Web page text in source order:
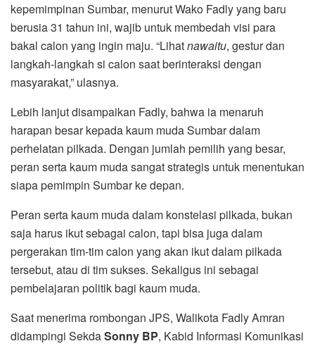
kepemimpinan Sumbar, menurut Wako Fadly yang baru
berusia 31 tahun ini, wajib untuk membedah visi para
bakal calon yang ingin maju. “Lihatnawaitu, gestur dan
langkah-langkah si calon saat berinteraksi dengan
masyarakat,” ulasnya.
Lebih lanjut disampaikan Fadly, bahwa ia menaruh
harapan besar kepada kaum muda Sumbar dalam
perhelatan pilkada. Dengan jumlah pemilih yang besar,
peran serta kaum muda sangat strategis untuk menentukan
siapa pemimpin Sumbar ke depan.
Peran serta kaum muda dalam konstelasi pilkada, bukan
saja harus ikut sebagai calon, tapi bisa juga dalam
pergerakan tim-tim calon yang akan ikut dalam pilkada
tersebut, atau di tim sukses. Sekaligus ini sebagai
pembelajaran politik bagi kaum muda.
Saat menerima rombongan JPS, Walikota Fadly Amran
didampingi SekdaSonny BP, Kabid Informasi Komunikasi